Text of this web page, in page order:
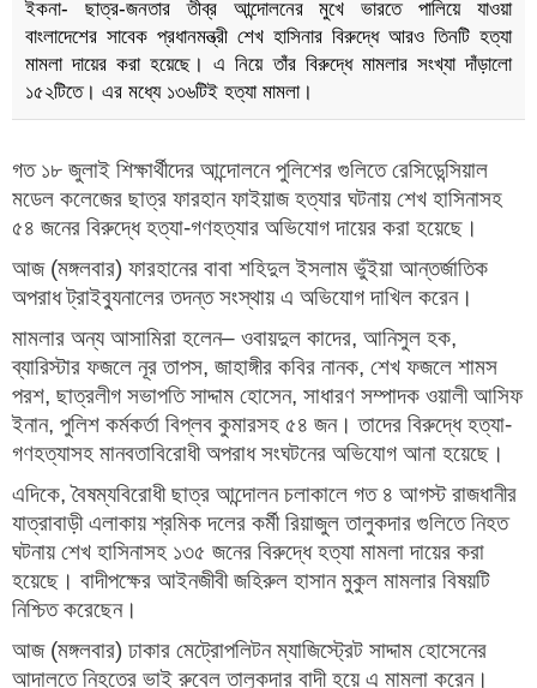
ইকনা- ছাত্র-জনতার তীব্র আন্দোলনের মুখে ভারতে পালিয়ে যাওয়া
বাংলাদেশের সাবেক প্রধানমন্ত্রী শেখ হাসিনার বিরুদ্ধে আরও তিনটি হত্যা
মামলা দায়ের করা হয়েছে। এ নিয়ে তাঁর বিরুদ্ধে মামলার সংখ্যা দাঁড়ালো
১৫২টিতে। এর মধ্যে ১৩৬টিই হত্যা মামলা।
গত ১৮ জুলাই শিক্ষার্থীদের আন্দোলনে পুলিশের গুলিতে রেসিডেন্সিয়াল
মডেল কলেজের ছাত্র ফারহান ফাইয়াজ হত্যার ঘটনায় শেখ হাসিনাসহ
৫৪ জনের বিরুদ্ধে হত্যা-গণহত্যার অভিযোগ দায়ের করা হয়েছে।
আজ (মঙ্গলবার) ফারহানের বাবা শহিদুল ইসলাম ভুঁইয়া আন্তর্জাতিক
অপরাধ ট্রাইব্যুনালের তদন্ত সংস্থায় এ অভিযোগ দাখিল করেন।
মামলার অন্য আসামিরা হলেন– ওবায়দুল কাদের, আনিসুল হক,
ব্যারিস্টার ফজলে নূর তাপস, জাহাঙ্গীর কবির নানক, শেখ ফজলে শামস
পরশ, ছাত্রলীগ সভাপতি সাদ্দাম হোসেন, সাধারণ সম্পাদক ওয়ালী আসিফ
ইনান, পুলিশ কর্মকর্তা বিপ্লব কুমারসহ ৫৪ জন। তাদের বিরুদ্ধে হত্যা-
গণহত্যাসহ মানবতাবিরোধী অপরাধ সংঘটনের অভিযোগ আনা হয়েছে।
এদিকে, বৈষম্যবিরোধী ছাত্র আন্দোলন চলাকালে গত ৪ আগস্ট রাজধানীর
যাত্রাবাড়ী এলাকায় শ্রমিক দলের কর্মী রিয়াজুল তালুকদার গুলিতে নিহত
ঘটনায় শেখ হাসিনাসহ ১৩৫ জনের বিরুদ্ধে হত্যা মামলা দায়ের করা
হয়েছে। বাদীপক্ষের আইনজীবী জহিরুল হাসান মুকুল মামলার বিষয়টি
নিশ্চিত করেছেন।
আজ (মঙ্গলবার) ঢাকার মেট্রোপলিটন ম্যাজিস্ট্রেট সাদ্দাম হোসেনের
আদালতে নিহতের ভাই রুবেল তালুকদার বাদী হয়ে এ মামলা করেন।